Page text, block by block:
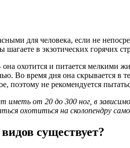
для человека, если не
в экзотических горячих
охотится и питается мелкими
Во время дня она скрывается в
поэтому не рекомендуется
иметь от 20 до 300 ног, в
охотиться на сколопендру
существует?